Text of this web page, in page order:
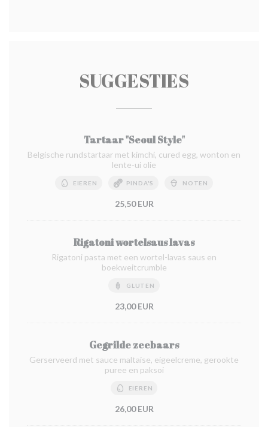
SUGGESTIES
Tartaar "Seoul Style"
Belgische rundstartaar met kimchi, cured egg, wonton en
lente-ui olie
EIEREN PINDA'S NOTEN
25,50 EUR
Rigatoni wortelsaus lavas
Rigatoni pasta met een wortel-lavas saus en
boekweitcrumble
GLUTEN
23,00 EUR
Gegrilde zeebaars
Gerserveerd met sauce maltaise, eigeelcreme, gerookte
puree en paksoi
EIEREN
26,00 EUR